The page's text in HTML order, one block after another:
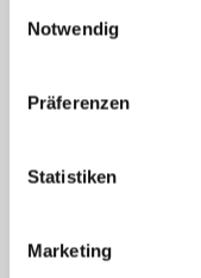
Notwendig
Präferenzen
Statistiken
Marketing
GmbH (GBA
state-of-
Analyselabor
jährigen
Medizinprodukte-
m² Grundfläche